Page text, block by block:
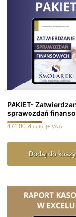
PAKIET-
sprawozdań
474,00 zł netto (+ VAT)
Dodaj do